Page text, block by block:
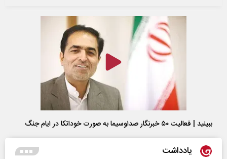
ببینید | فعالیت ۵۰ خبرنگار صداوسیما به صورت خوداتکا در ایام جنگ
یادداشت